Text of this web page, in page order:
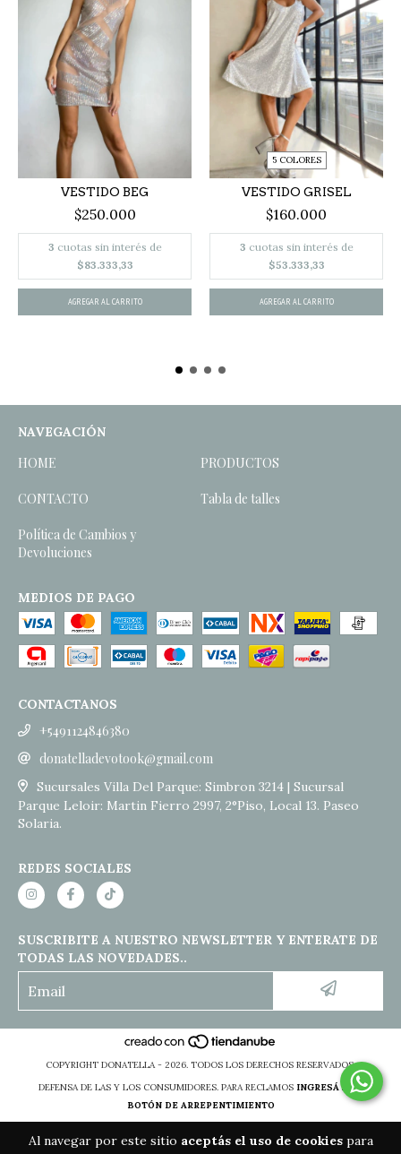
Al navegar por este sitio aceptás el uso de cookiespara
VESTIDO BEG
$250.000
3 cuotas sin interés de
$83.333,33
AGREGAR AL CARRITO
5 COLORES
VESTIDO GRISEL
$160.000
3 cuotas sin interés de
$53.333,33
AGREGAR AL CARRITO
NAVEGACIÓN
HOME PRODUCTOS
CONTACTO Tabla de talles
Política de Cambios y
Devoluciones
MEDIOS DE PAGO
CONTACTANOS
+5491124846380
donatelladevotook@gmail.com
Sucursales Villa Del Parque: Simbron 3214 | Sucursal
Parque Leloir: Martin Fierro 2997, 2°Piso, Local 13. Paseo
Solaria.
REDES SOCIALES
SUSCRIBITE A NUESTRO NEWSLETTER Y ENTERATE DE
TODAS LAS NOVEDADES..
COPYRIGHT DONATELLA - 2026. TODOS LOS DERECHOS RESERVADOS.
DEFENSA DE LAS Y LOS CONSUMIDORES. PARA RECLAMOS INGRESÁ ACÁ.
BOTÓN DE ARREPENTIMIENTO